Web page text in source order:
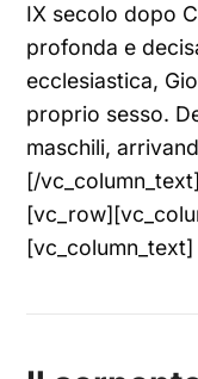
IX secolo dopo
profonda e
ecclesiastica,
proprio sesso.
maschili,
[/
[vc_column_text]